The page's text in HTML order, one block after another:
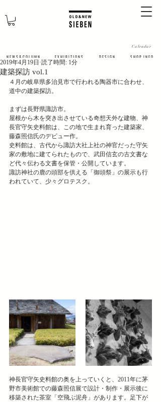
N E W S & C O L U M N
Calendar
​E X H I B I T I O N S D E S I G N S H O P I N F O
建築探訪 vol.1
2019年4月19日 読了時間: 1分
４月の岐阜県多治見市で行われる陶器市に合わせ、
道中の建築探訪。
まずは長野県諏訪市。
屋根から木を突き出させている奇想天外な建物、神
長官守矢史料館は、この地で生まれ育った建築家、
藤森照信氏のデビュー作。
史料館は、古代から諏訪大社上社の神官だった守矢
家の敷地に建てられたもので、武田信玄の古文書な
ど代々伝わる文書を保管・公開しています。
諏訪神社の鹿の頭部を供える「御頭祭」の展示も行
われていて、少々グロテスク。
神長官守矢史料館の奥を上っていくと、2011年に茅
野市美術館での藤森照信展で設計・制作・展示後に
移築された茶室「空飛ぶ泥舟」があります。足下が